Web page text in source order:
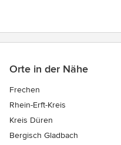
Orte in der Nähe
Frechen
Rhein-Erft-Kreis
Kreis Düren
Bergisch Gladbach